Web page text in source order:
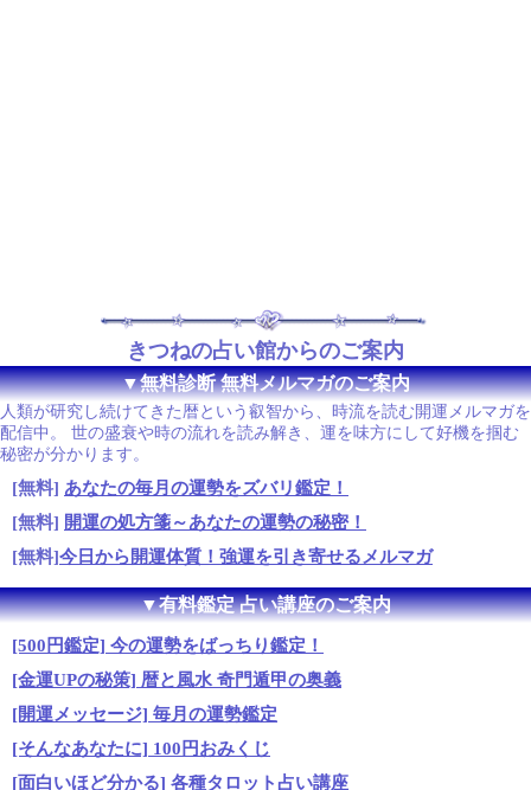
きつねの占い館からのご案内
▼無料診断 無料メルマガのご案内
人類が研究し続けてきた暦という叡智から、時流を読む開運メルマガを
配信中。 世の盛衰や時の流れを読み解き、運を味方にして好機を掴む
秘密が分かります。
[無料] あなたの毎月の運勢をズバリ鑑定！
[無料] 開運の処方箋～あなたの運勢の秘密！
[無料]今日から開運体質！強運を引き寄せるメルマガ
▼有料鑑定 占い講座のご案内
[500円鑑定] 今の運勢をばっちり鑑定！
[金運UPの秘策] 暦と風水 奇門遁甲の奥義
[開運メッセージ] 毎月の運勢鑑定
[そんなあなたに] 100円おみくじ
[面白いほど分かる] 各種タロット占い講座